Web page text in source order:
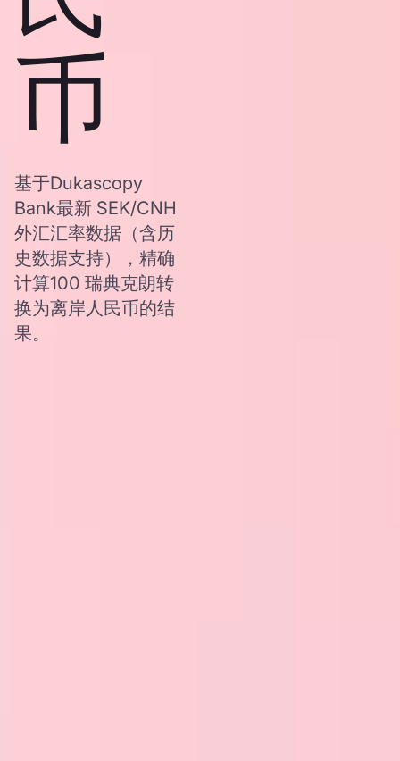
币
基于Dukascopy
Bank最新 SEK/CNH
外汇汇率数据（含历
史数据支持），精确
计算100 瑞典克朗转
换为离岸人民币的结
果。